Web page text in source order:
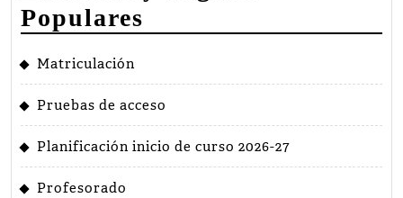
Populares
Matriculación
Pruebas de acceso
Planificación inicio de curso 2026-27
Profesorado